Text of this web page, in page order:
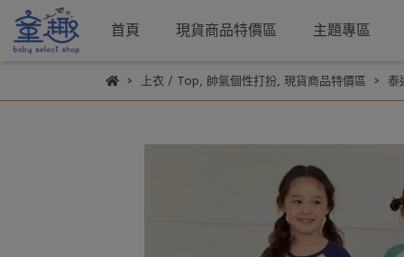
首頁 現貨商品特價區 主題專區
上衣 / Top, 帥氣個性打扮, 現貨商品特價區 泰